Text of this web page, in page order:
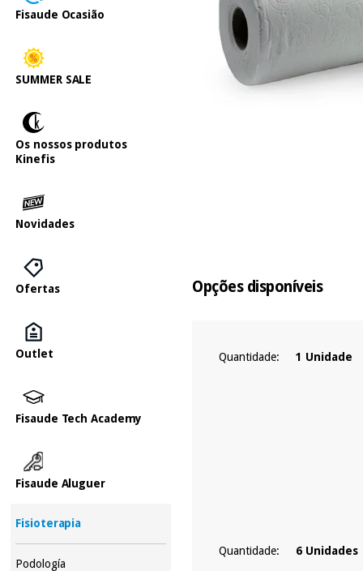
Fisaude Ocasião
SUMMER SALE
Os nossos produtos
Kinefis
Novidades
Ofertas
Outlet
Fisaude Tech Academy
Fisaude Aluguer
Fisioterapia
Podología
Opções disponíveis
Quantidade: 1 Unidade
Quantidade: 6 Unidades